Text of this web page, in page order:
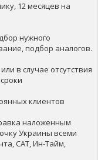
12 месяцев на
нужного
подбор аналогов.
в случае отсутствия
клиентов
наложенным
Украины всеми
САТ, Ин-Тайм,